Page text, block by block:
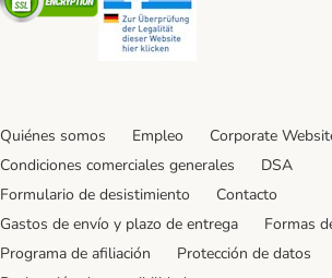
Quiénes somos Empleo Corporate
Condiciones comerciales generales
DSA
Formulario de desistimiento
Contacto
Gastos de envío y plazo de entrega
Formas
Programa de afiliación
Protección de datos